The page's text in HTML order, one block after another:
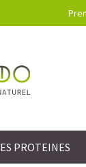
PROTEINES